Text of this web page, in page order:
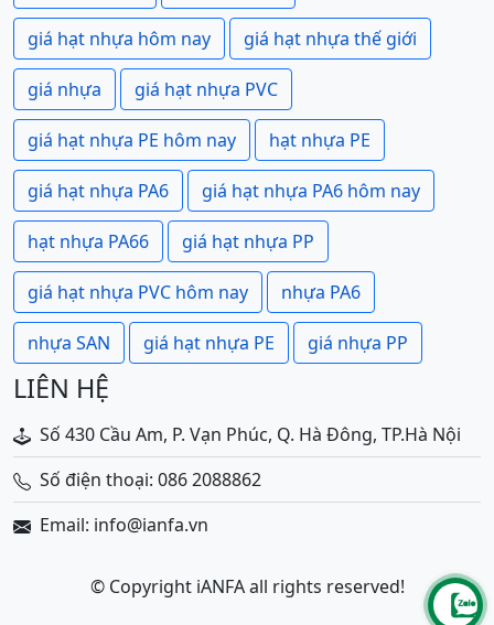
giá hạt nhựa hôm nay giá hạt nhựa thế giới
giá nhựa giá hạt nhựa PVC
giá hạt nhựa PE hôm nay hạt nhựa PE
giá hạt nhựa PA6 giá hạt nhựa PA6 hôm nay
hạt nhựa PA66 giá hạt nhựa PP
giá hạt nhựa PVC hôm nay nhựa PA6
nhựa SAN giá hạt nhựa PE giá nhựa PP
LIÊN HỆ
Số 430 Cầu Am, P. Vạn Phúc, Q. Hà Đông, TP.Hà Nội
Số điện thoại: 086 2088862
Email: info@ianfa.vn
© Copyright iANFA all rights reserved!